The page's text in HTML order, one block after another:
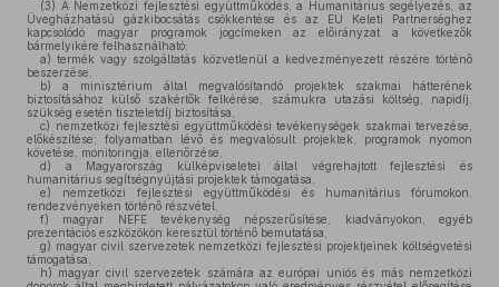
(3) A Nemzetközi fejlesztési együttműködés, a Humanitárius segélyezés, az
Üvegházhatású gázkibocsátás csökkentése és az EU Keleti Partnerséghez
kapcsolódó magyar programok jogcímeken az előirányzat a következők
bármelyikére felhasználható:
a) termék vagy szolgáltatás közvetlenül a kedvezményezett részére történő
beszerzése,
b) a minisztérium által megvalósítandó projektek szakmai hátterének
biztosításához külső szakértők felkérése, számukra utazási költség, napidíj,
szükség esetén tiszteletdíj biztosítása,
c) nemzetközi fejlesztési együttműködési tevékenységek szakmai tervezése,
előkészítése; folyamatban lévő és megvalósult projektek, programok nyomon
követése, monitoringja, ellenőrzése,
d) a Magyarország külképviseletei által végrehajtott fejlesztési és
humanitárius segítségnyújtási projektek támogatása,
e) nemzetközi fejlesztési együttműködési és humanitárius fórumokon,
rendezvényeken történő részvétel,
f) magyar NEFE tevékenység népszerűsítése, kiadványokon, egyéb
prezentációs eszközökön keresztül történő bemutatása,
g) magyar civil szervezetek nemzetközi fejlesztési projektjeinek költségvetési
támogatása,
h) magyar civil szervezetek számára az európai uniós és más nemzetközi